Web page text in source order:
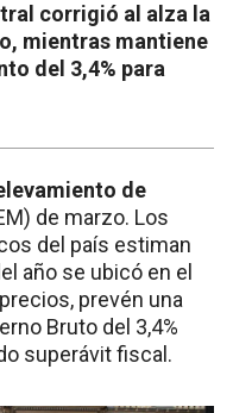
corrigió al alza la
mientras mantiene
del 3,4% para
de
de marzo. Los
del país estiman
año se ubicó en el
prevén una
Bruto del 3,4%
superávit fiscal.